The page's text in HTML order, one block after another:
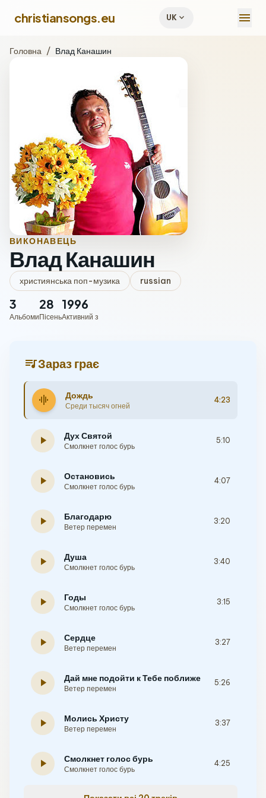
christiansongs.eu UKexpand_more menu
Головна / Влад Канашин
ВИКОНАВЕЦЬ
Влад Канашин
християнська поп-музика russian
3
Альбоми
28
Пісень
1996
Активний з
queue_musicЗараз грає
graphic_eq Дождь
Среди тысяч огней
4:23
play_arrow Дух Святой
Смолкнет голос бурь
5:10
play_arrow Остановись
Смолкнет голос бурь
4:07
play_arrow Благодарю
Ветер перемен
3:20
play_arrow Душа
Смолкнет голос бурь
3:40
play_arrow Годы
Смолкнет голос бурь
3:15
play_arrow Сердце
Ветер перемен
3:27
play_arrow Дай мне подойти к Тебе поближе
Ветер перемен
5:26
play_arrow Молись Христу
Ветер перемен
3:37
play_arrow Смолкнет голос бурь
Смолкнет голос бурь
4:25